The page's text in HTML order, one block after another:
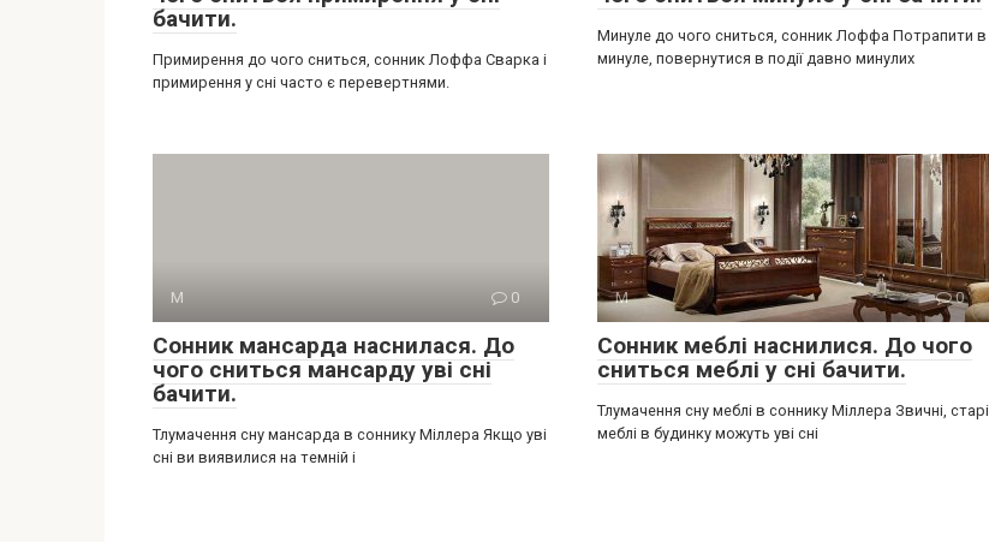
бачити.
Примирення до чого сниться, сонник Лоффа Сварка і
примирення у сні часто є перевертнями.
Минуле до чого сниться, сонник Лоффа Потрапити в
минуле, повернутися в події давно минулих
М 0
Сонник мансарда наснилася. До
чого сниться мансарду уві сні
бачити.
Тлумачення сну мансарда в соннику Міллера Якщо уві
сні ви виявилися на темній і
М 0
Сонник меблі наснилися. До чого
сниться меблі у сні бачити.
Тлумачення сну меблі в соннику Міллера Звичні, старі
меблі в будинку можуть уві сні